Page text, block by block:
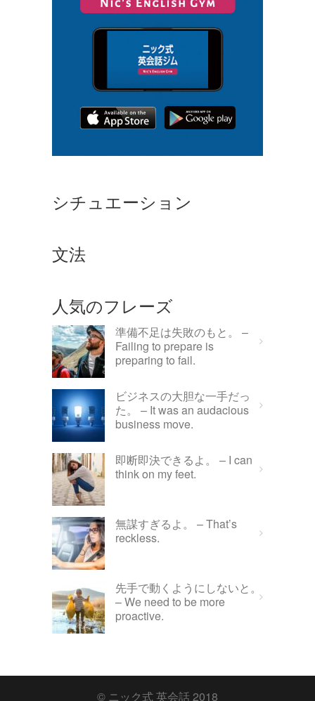
シチュエーション
文法
人気のフレーズ
準備不足は失敗のもと。 –
Failing to prepare is
preparing to fail.
ビジネスの大胆な一手だっ
た。 – It was an audacious
business move.
即断即決できるよ。 – I can
think on my feet.
無謀すぎるよ。 – That’s
reckless.
先手で動くようにしないと。
– We need to be more
proactive.
© ニック式 英会話 2018